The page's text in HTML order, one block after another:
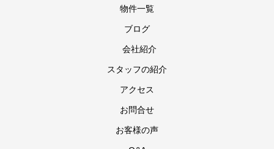
物件一覧
ブログ
会社紹介
スタッフの紹介
アクセス
お問合せ
お客様の声